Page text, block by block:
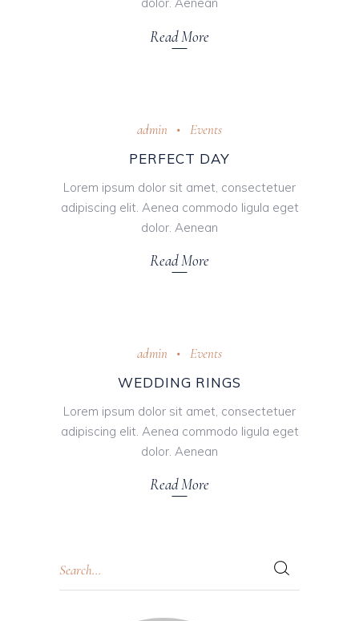
Read More
admin
Events
PERFECT DAY
Lorem ipsum dolor sit amet, consectetuer
adipiscing elit. Aenea commodo ligula eget
dolor. Aenean
Read More
admin
Events
WEDDING RINGS
Lorem ipsum dolor sit amet, consectetuer
adipiscing elit. Aenea commodo ligula eget
dolor. Aenean
Read More